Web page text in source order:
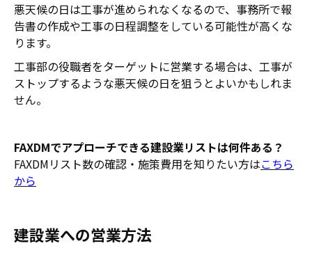
悪天候の日は工事が進められなくなるので、事務所で報
告書の作成や工事の日程調整をしている可能性が高くな
ります。
工事部の役職者をターゲットに営業する場合は、工事が
ストップするような悪天候の日を狙うとよいかもしれま
せん。
FAXDMでアプローチできる建設業リストは何件ある？
FAXDMリスト数の確認・施策費用を知りたい方はこちら
から
建設業への営業方法